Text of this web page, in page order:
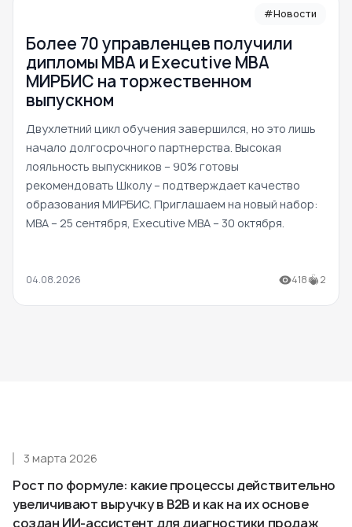
#Новости
Более 70 управленцев получили
дипломы MBA и Executive MBA
МИРБИС на торжественном
выпускном
Двухлетний цикл обучения завершился, но это лишь
начало долгосрочного партнерства. Высокая
лояльность выпускников – 90% готовы
рекомендовать Школу – подтверждает качество
образования МИРБИС. Приглашаем на новый набор:
MBA – 25 сентября, Executive MBA – 30 октября.
04.08.2026 418 2
Рост по формуле: какие процессы действительно
увеличивают выручку в B2B и как на их основе
создан ИИ-ассистент для диагностики продаж
3 марта 2026